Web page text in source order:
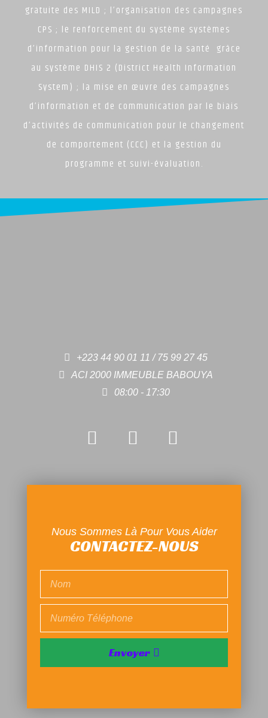
gratuite des MILD ; l’organisation des campagnes
CPS ; le renforcement du système systèmes
d’information pour la gestion de la santé grâce
au système DHIS 2 (District Health Information
System) ; la mise en œuvre des campagnes
d’information et de communication par le biais
d’activités de communication pour le changement
de comportement (CCC) et la gestion du
programme et suivi-évaluation.
+223 44 90 01 11 / 75 99 27 45
ACI 2000 IMMEUBLE BABOUYA
08:00 - 17:30
Nous Sommes Là Pour Vous Aider
CONTACTEZ-NOUS
Envoyer